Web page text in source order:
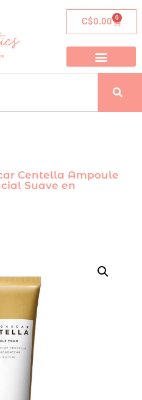
C$0.00 0
Centella Ampoule
Suave en